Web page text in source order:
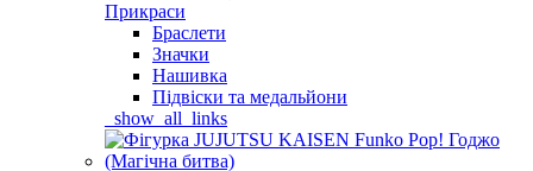
Прикраси
Браслети
Значки
Нашивка
Підвіски та медальйони
_show_all_links